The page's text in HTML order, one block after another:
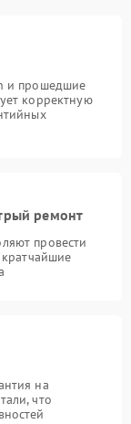
и прошедшие
корректную
ремонт
провести
кратчайшие
на
что